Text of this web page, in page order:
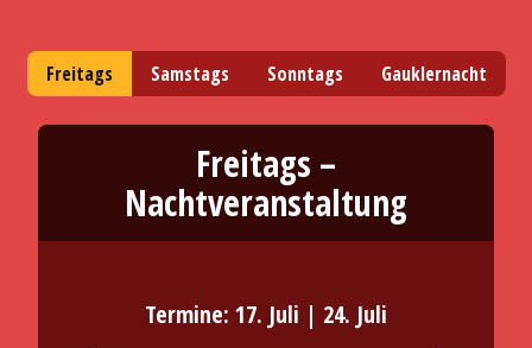
Freitags Samstags Sonntags Gauklernacht
Freitags –
Nachtveranstaltung
Termine: 17. Juli | 24. Juli